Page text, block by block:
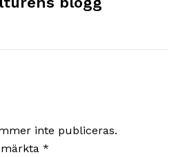
inte publiceras.
*